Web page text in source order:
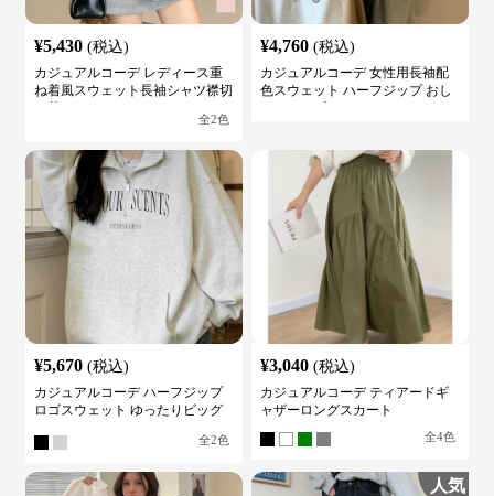
¥5,430 (税込)
カジュアルコーデ レディース重
ね着風スウェット長袖シャツ襟切
全2色
¥4,760 (税込)
カジュアルコーデ 女性用長袖配
色スウェット ハーフジップ おし
¥5,670 (税込)
カジュアルコーデ ハーフジップ
ロゴスウェット ゆったりビッグ
全2色
¥3,040 (税込)
カジュアルコーデ ティアードギ
ャザーロングスカート
全4色
人気